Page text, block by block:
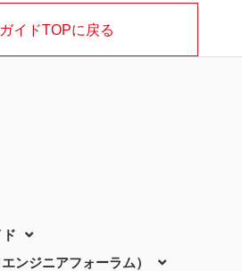
イドTOPに戻る
ンジニアフォーラム）